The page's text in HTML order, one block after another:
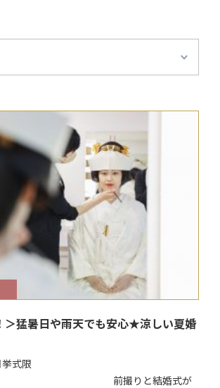
＞猛暑日や雨天でも安心★涼しい夏婚
式限
撮りと結婚式が